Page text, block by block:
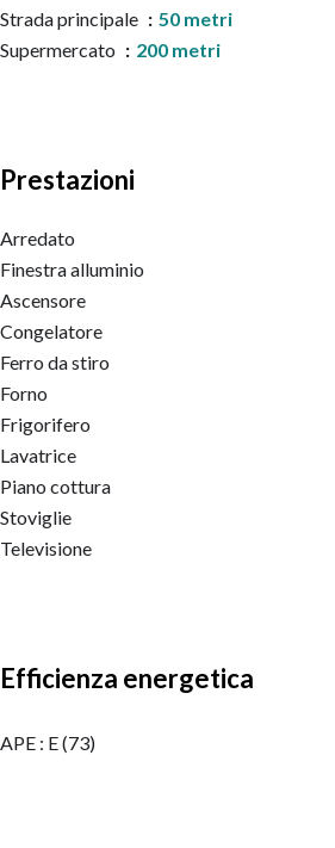
Strada principale
50 metri
Supermercato
200 metri
Prestazioni
Arredato
Finestra alluminio
Ascensore
Congelatore
Ferro da stiro
Forno
Frigorifero
Lavatrice
Piano cottura
Stoviglie
Televisione
Efficienza energetica
APE : E (73)